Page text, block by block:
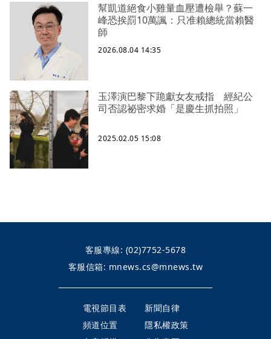
幫凱道絕食小雞量血壓遭檢舉？蘇一
峰恐挨罰10萬諷：只准賴總統當賴醫
師
2026.08.04 14:35
玉澤演巴黎下跪獻女友戒指 經紀公
司否認祕密求婚「是慶生抓拍照」
2025.02.05 15:08
客服專線: (02)7752-5678
客服信箱: mnews.cs@mnews.tw
電視節目表
新聞自律
頻道位置
隱私權政策